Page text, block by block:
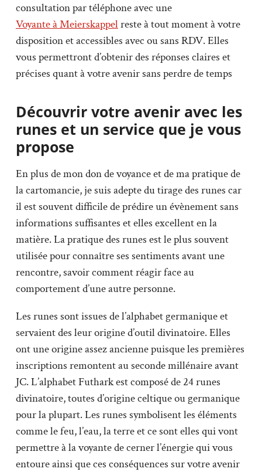
consultation par téléphone avec une
Voyante à Meierskappelreste à tout moment à votre
disposition et accessibles avec ou sans RDV. Elles
vous permettront d’obtenir des réponses claires et
précises quant à votre avenir sans perdre de temps
Découvrir votre avenir avec les
runes et un service que je vous
propose
En plus de mon don de voyance et de ma pratique de
la cartomancie, je suis adepte du tirage des runes car
il est souvent difficile de prédire un évènement sans
informations suffisantes et elles excellent en la
matière. La pratique des runes est le plus souvent
utilisée pour connaître ses sentiments avant une
rencontre, savoir comment réagir face au
comportement d’une autre personne.
Les runes sont issues de l’alphabet germanique et
servaient des leur origine d’outil divinatoire. Elles
ont une origine assez ancienne puisque les premières
inscriptions remontent au seconde millénaire avant
JC. L’alphabet Futhark est composé de 24 runes
divinatoire, toutes d’origine celtique ou germanique
pour la plupart. Les runes symbolisent les éléments
comme le feu, l’eau, la terre et ce sont elles qui vont
permettre à la voyante de cerner l’énergie qui vous
entoure ainsi que ces conséquences sur votre avenir